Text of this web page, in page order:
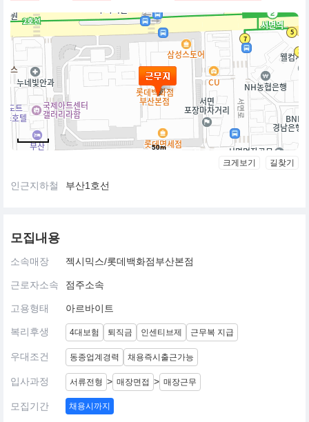
50m
크게보기 길찾기
인근지하철 부산1호선
모집내용
소속매장 젝시믹스/롯데백화점부산본점
근로자소속 점주소속
고용형태 아르바이트
복리후생 4대보험 퇴직금 인센티브제 근무복 지급
우대조건 동종업계경력 채용즉시출근가능
입사과정 서류전형 > 매장면접 > 매장근무
모집기간 채용시까지